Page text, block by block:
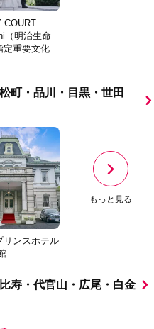
COURT
（明治生命
定重要文化
町・品川・目黒・世田
リンスホテル
もっと見る
寿・代官山・広尾・白金